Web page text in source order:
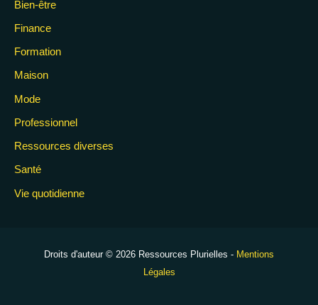
Bien-être
Finance
Formation
Maison
Mode
Professionnel
Ressources diverses
Santé
Vie quotidienne
Droits d'auteur © 2026 Ressources Plurielles - Mentions
Légales